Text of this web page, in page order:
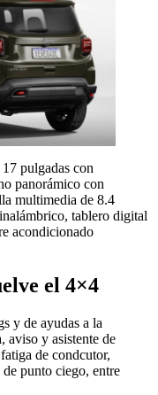
pulgadas con
panorámico con
multimedia de 8.4
tablero digital
acondicionado
el 4×4
y de ayudas a la
aviso y asistente de
de condcutor,
punto ciego, entre